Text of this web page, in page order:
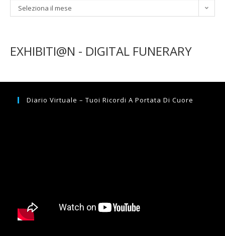
Archivi
Seleziona il mese
EXHIBITI@N - DIGITAL FUNERARY
Diario Virtuale – Tuoi Ricordi A Portata Di Cuore